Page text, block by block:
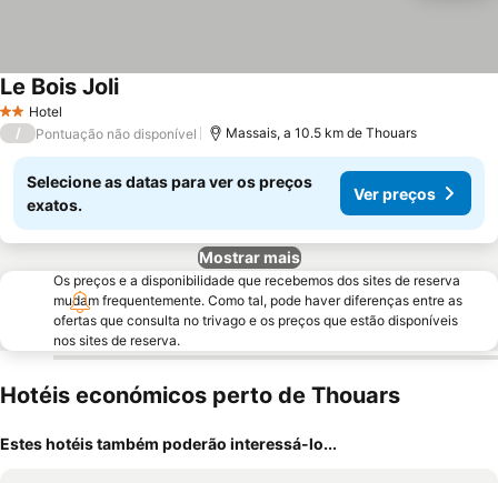
2 Estrelas
Hotel
Le Bois JoliVer preços
/ Pontuação não disponível Massais, a 10.5 km de Thouars
Selecione as datas para ver os preços
exatos.
Ver preços
Mostrar mais
Os preços e a disponibilidade que recebemos dos sites de reserva
mudam frequentemente. Como tal, pode haver diferenças entre as
ofertas que consulta no trivago e os preços que estão disponíveis
nos sites de reserva.
Hotéis económicos perto de Thouars
Estes hotéis também poderão interessá-lo...